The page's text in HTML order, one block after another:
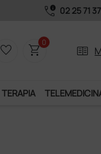
call_quality 02 25 71
favorite_border shopping_cart0
two_pager
TERAPIA